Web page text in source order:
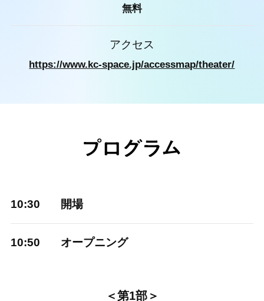
無料
アクセス
https://www.kc-space.jp/accessmap/theater/
10:30 開場
10:50 オープニング
＜第1部＞